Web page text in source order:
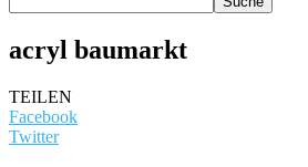
acryl baumarkt
TEILEN
Facebook
Twitter